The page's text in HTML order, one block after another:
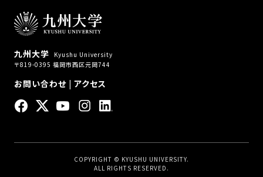
九州大学
Kyushu University
〒819-0395 福岡市西区元岡744
お問い合わせ| アクセス
COPYRIGHT © KYUSHU UNIVERSITY.
ALL RIGHTS RESERVED.